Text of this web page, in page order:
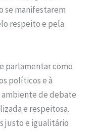
se manifestarem
respeito e pela
parlamentar como
políticos e à
de debate
e respeitosa.
justo e igualitário